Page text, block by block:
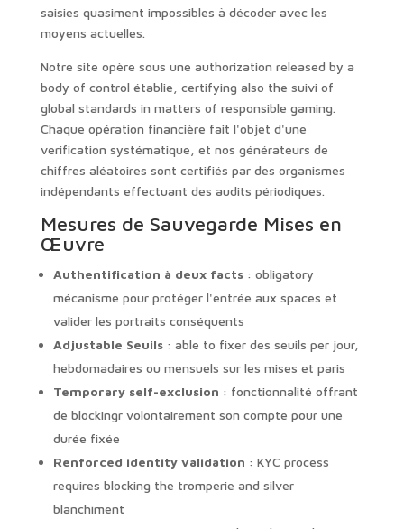
saisies quasiment impossibles à décoder avec les
moyens actuelles.
Notre site opère sous une authorization released by a
body of control établie, certifying also the suivi of
global standards in matters of responsible gaming.
Chaque opération financière fait l'objet d'une
verification systématique, et nos générateurs de
chiffres aléatoires sont certifiés par des organismes
indépendants effectuant des audits périodiques.
Mesures de Sauvegarde Mises en
Œuvre
Authentification à deux facts: obligatory
mécanisme pour protéger l'entrée aux spaces et
valider les portraits conséquents
Adjustable Seuils: able to fixer des seuils per jour,
hebdomadaires ou mensuels sur les mises et paris
Temporary self-exclusion : fonctionnalité offrant
de blockingr volontairement son compte pour une
durée fixée
Renforced identity validation : KYC process
requires blocking the tromperie and silver
blanchiment